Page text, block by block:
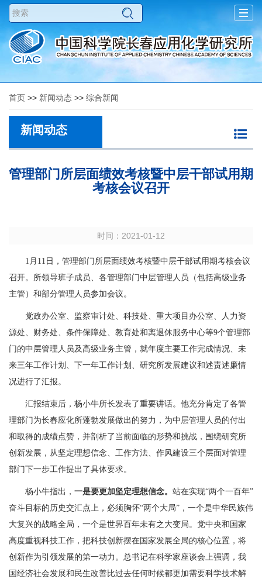
首页 >> 新闻动态 >> 综合新闻
新闻动态
管理部门所层面绩效考核暨中层干部试用期
考核会议召开
时间：2021-01-12
1月11日，管理部门所层面绩效考核暨中层干部试用期考核会议
召开。所领导班子成员、各管理部门中层管理人员（包括高级业务
主管）和部分管理人员参加会议。
党政办公室、监察审计处、科技处、重大项目办公室、人力资
源处、财务处、条件保障处、教育处和离退休服务中心等9个管理部
门的中层管理人员及高级业务主管，就年度主要工作完成情况、未
来三年工作计划、下一年工作计划、研究所发展建议和述责述廉情
况进行了汇报。
汇报结束后，杨小牛所长发表了重要讲话。他充分肯定了各管
理部门为长春应化所蓬勃发展做出的努力，为中层管理人员的付出
和取得的成绩点赞，并剖析了当前面临的形势和挑战，围绕研究所
创新发展，从坚定理想信念、工作方法、作风建设三个层面对管理
部门下一步工作提出了具体要求。
杨小牛指出， 一是要更加坚定理想信念。 站在实现“两个一百年”
奋斗目标的历史交汇点上，必须胸怀“两个大局”，一个是中华民族伟
大复兴的战略全局，一个是世界百年未有之大变局。党中央和国家
高度重视科技工作，把科技创新摆在国家发展全局的核心位置，将
创新作为引领发展的第一动力。总书记在科学家座谈会上强调，我
国经济社会发展和民生改善比过去任何时候都更加需要科学技术解